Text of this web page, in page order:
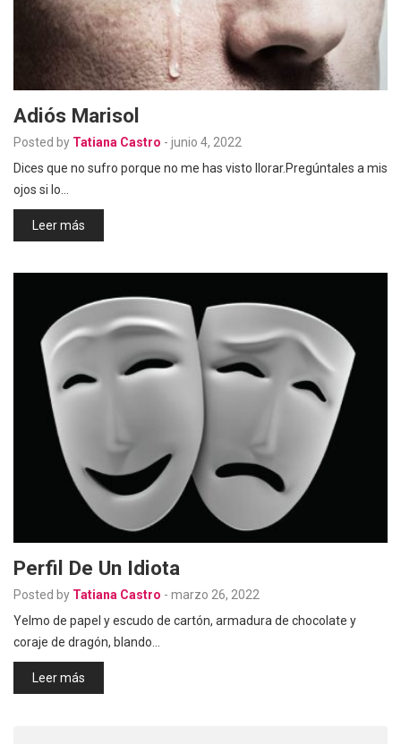
Adiós Marisol
Posted by Tatiana Castro - junio 4, 2022
Dices que no sufro porque no me has visto llorar.Pregúntales a mis
ojos si lo…
Leer más
Perfil De Un Idiota
Posted by Tatiana Castro - marzo 26, 2022
Yelmo de papel y escudo de cartón, armadura de chocolate y
coraje de dragón, blando…
Leer más